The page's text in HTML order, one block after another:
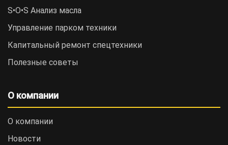
S•O•S Анализ масла
Управление парком техники
Капитальный ремонт спецтехники
Полезные советы
О компании
О компании
Новости